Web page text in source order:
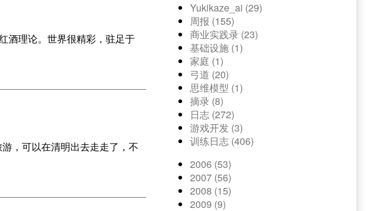
酒理论。世界很精彩，驻足于
，可以在清明出去走走了，不
Yukikaze_ai (29)
周报 (155)
商业实践录 (23)
基础设施 (1)
家庭 (1)
弓道 (20)
思维模型 (1)
摘录 (8)
日志 (272)
游戏开发 (3)
训练日志 (406)
2006 (53)
2007 (56)
2008 (15)
2009 (9)